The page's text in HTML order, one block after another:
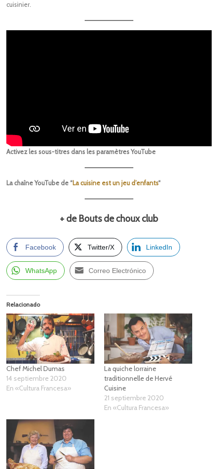
cuisinier.
Activez les sous-titres dans les paramètres YouTube
La chaîne YouTube de “La cuisine est un jeu d’enfants“
+ de Bouts de choux club
Facebook Twitter/X LinkedIn
WhatsApp Correo Electrónico
Relacionado
Chef Michel Dumas
14 septiembre 2020
En «Cultura Francesa»
La quiche lorraine
traditionnelle de Hervé
Cuisine
21 septiembre 2020
En «Cultura Francesa»